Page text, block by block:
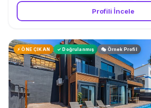
olarak romantik bahçe, ahşap teras ve rustik
seçenekleri sunuyoruz. Aydınlatma
Profili İncele
⚡ ÖNE ÇIKAN ✓ Doğrulanmış 🎭 Örnek Profil